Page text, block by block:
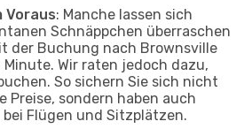
Voraus: Manche lassen sich
Schnäppchen überraschen
der Buchung nach Brownsville
Wir raten jedoch dazu,
So sichern Sie sich nicht
Preise, sondern haben auch
Flügen und Sitzplätzen.